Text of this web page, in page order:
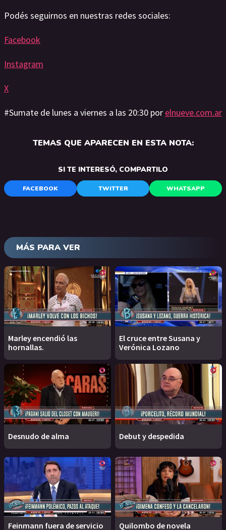
Podés seguirnos en nuestras redes sociales:
Facebook
Instagram
X
#Sumate de lunes a viernes a las 20:30 por elnueve.com.ar
TEMAS QUE APARECEN EN ESTA NOTA:
SI TE INTERESÓ, COMPARTILO
FACEBOOK TWITTER WHATSAPP
MÁS PARA VER
Marley encendió las
hornallas.
El cruce entre Susana y
Verónica Lozano
Desnudo de alma Debut y despedida
Feinmann fuera de servicio Quilombo de novela